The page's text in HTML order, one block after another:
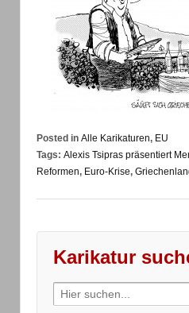
Posted in Alle Karikaturen, EU
Tags: Alexis Tsipras präsentiert
Reformen, Euro-Krise,
Karikatur
Search
for: